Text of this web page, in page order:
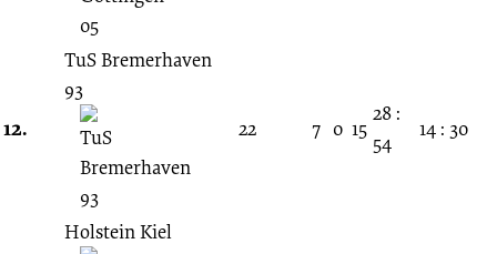
12.
TuS Bremerhaven
93
22
7 0 15
28 :
54
14 : 30
Holstein Kiel